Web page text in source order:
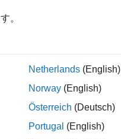
。
Netherlands (English)
Norway (English)
Österreich (Deutsch)
Portugal (English)